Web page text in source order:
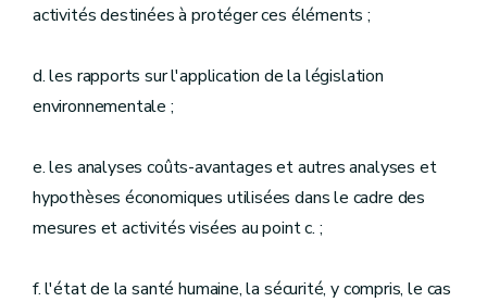
activités destinées à protéger ces éléments ;
d. les rapports sur l'application de la législation
environnementale ;
e. les analyses coûts-avantages et autres analyses et
hypothèses économiques utilisées dans le cadre des
mesures et activités visées au point c. ;
f. l'état de la santé humaine, la sécurité, y compris, le cas